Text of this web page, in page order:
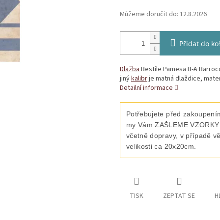
Můžeme doručit do: 12.8.2026
Přidat do
DlažbaBestile Pamesa B-A
jinýkalibrje matná dlaždice,
Detailní informace
Potřebujete před
my Vám ZAŠLEME
včetně dopravy, v případě
velikosti ca 20x20cm.
TISK ZEPTAT SE